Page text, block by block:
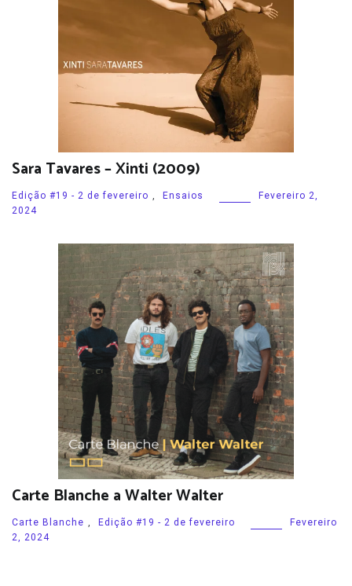
Sara Tavares – Xinti (2009)
Edição #19 - 2 de fevereiro , Ensaios
Fevereiro 2,
2024
Carte Blanche a Walter Walter
Carte Blanche , Edição #19 - 2 de fevereiro
Fevereiro
2, 2024